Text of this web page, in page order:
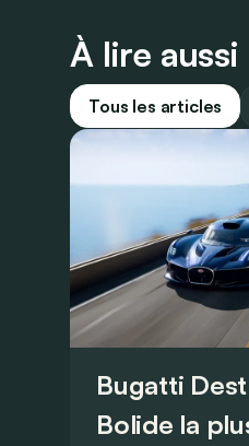
À lire aussi
Tous les articles
Bugatti
Bolide la